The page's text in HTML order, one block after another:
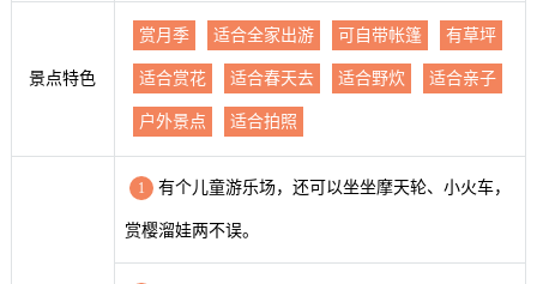
景点特色
赏月季 适合全家出游 可自带帐篷 有草坪
适合赏花 适合春天去 适合野炊 适合亲子
户外景点 适合拍照
1 有个儿童游乐场，还可以坐坐摩天轮、小火车，
赏樱溜娃两不误。